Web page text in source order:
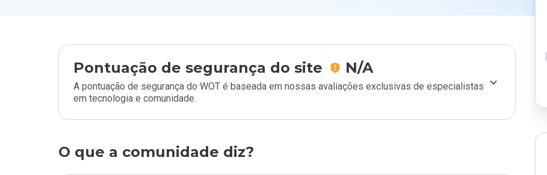
Pontuação de segurança do site N/A
A pontuação de segurança do WOT é baseada em nossas avaliações exclusivas de especialistas
em tecnologia e comunidade.
O que a comunidade diz?